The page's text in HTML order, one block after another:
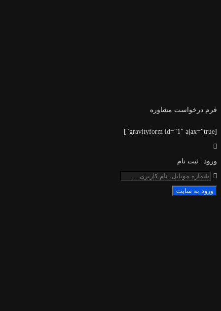
فرم درخواست مشاوره
[gravityform id="1" ajax="true"]
ورود | ثبت نام
ورود به سایت